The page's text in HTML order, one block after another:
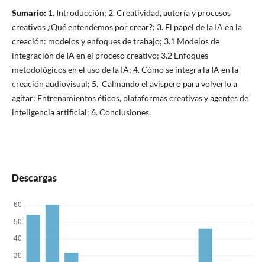
Sumario: 1. Introducción; 2. Creatividad, autoría y procesos
creativos ¿Qué entendemos por crear?; 3. El papel de la IA en la
creación: modelos y enfoques de trabajo; 3.1 Modelos de
integración de IA en el proceso creativo; 3.2 Enfoques
metodológicos en el uso de la IA; 4. Cómo se integra la IA en la
creación audiovisual; 5. Calmando el avispero para volverlo a
agitar: Entrenamientos éticos, plataformas creativas y agentes de
inteligencia artificial; 6. Conclusiones.
Descargas